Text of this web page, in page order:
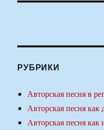
РУБРИКИ
Авторская песня в
Авторская песня как
Авторская песня как